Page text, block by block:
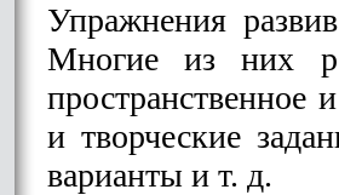
Упражнения
Многие из них
пространственное
и творческие
варианты и т. д.